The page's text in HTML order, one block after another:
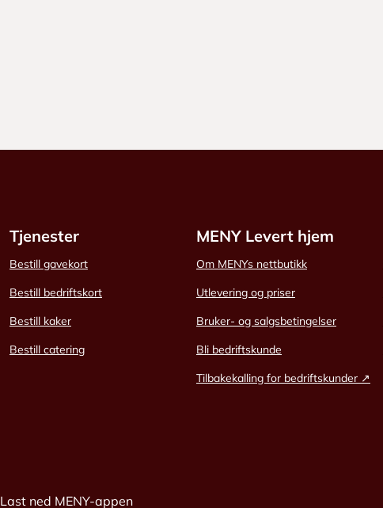
Tjenester
Bestill gavekort
Bestill bedriftskort
Bestill kaker
Bestill catering
MENY Levert hjem
Om MENYs nettbutikk
Utlevering og priser
Bruker- og salgsbetingelser
Bli bedriftskunde
Tilbakekalling for bedriftskunder ↗
Last ned MENY-appen